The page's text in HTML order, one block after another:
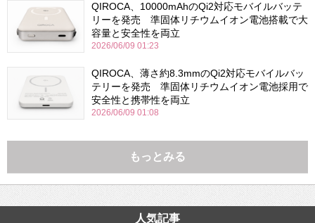
QIROCA、10000mAhのQi2対応モバイルバッテ
リーを発売 準固体リチウムイオン電池搭載で大
容量と安全性を両立
2026/06/09 01:23
QIROCA、薄さ約8.3mmのQi2対応モバイルバッ
テリーを発売 準固体リチウムイオン電池採用で
安全性と携帯性を両立
2026/06/09 01:08
もっとみる
人気記事